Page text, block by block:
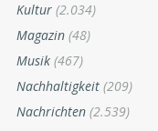
Kultur (2.034)
Magazin (48)
Musik (467)
Nachhaltigkeit (209)
Nachrichten (2.539)